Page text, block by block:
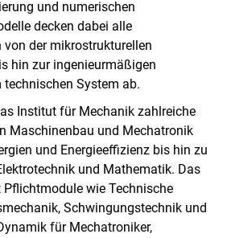
und numerischen
decken dabei alle
der mikrostrukturellen
hin zur ingenieurmäßigen
technischen System ab.
Institut für Mechanik zahlreiche
Maschinenbau und Mechatronik
und Energieeffizienz bis hin zu
und Mathematik. Das
wie Technische
Schwingungstechnik und
für Mechatroniker,